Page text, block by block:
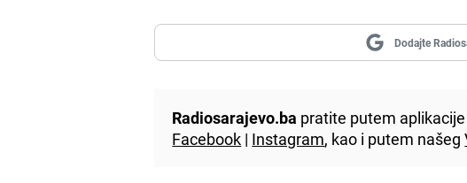
Dodajte
Radiosarajevo.ba pratite putem
Facebook | Instagram, kao i putem našeg